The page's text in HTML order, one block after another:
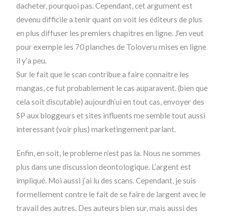
dacheter, pourquoi pas. Cependant, cet argument est
devenu difficile a tenir quant on voit les éditeurs de plus
en plus diffuser les premiers chapitres en ligne. J’en veut
pour exemple les 70 planches de Toloveru mises en ligne
il y’a peu.
Sur le fait que le scan contribue a faire connaitre les
mangas, ce fut probablement le cas auparavent. (bien que
cela soit discutable) aujourdh’ui en tout cas, envoyer des
SP aux bloggeurs et sites influents me semble tout aussi
interessant (voir plus) marketingement parlant.
Enfin, en soit, le probleme n’est pas la. Nous ne sommes
plus dans une discussion deontologique. L’argent est
impliqué. Moi aussi j’ai lu des scans. Cependant, je suis
formellement contre le fait de se faire de largent avec le
travail des autres. Des auteurs bien sur, mais aussi des